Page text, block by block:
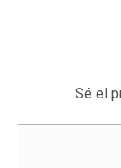
Sé el